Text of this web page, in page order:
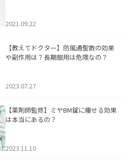
2021.09.22
【教えてドクター】防風通聖散の効果
や副作用は？長期服用は危険なの？
2023.07.27
【薬剤師監修】ミヤBM錠に痩せる効果
は本当にあるの？
2023.11.10